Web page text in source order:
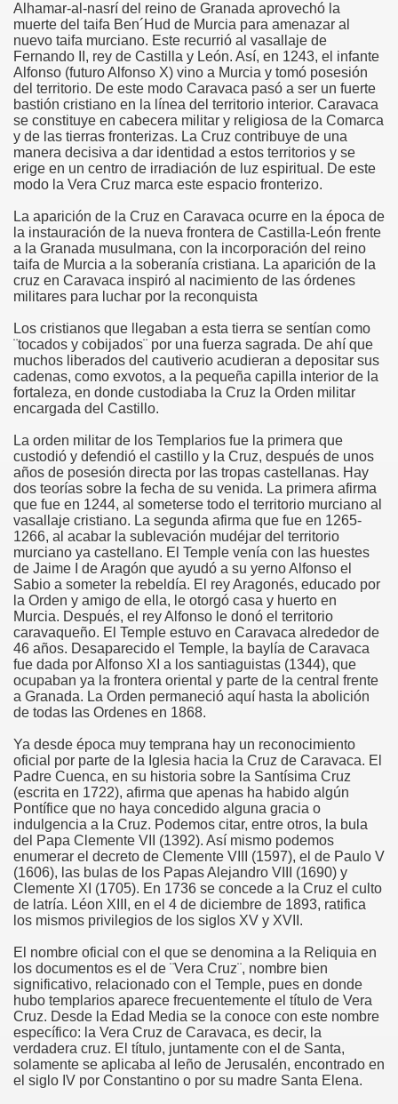
Alhamar-al-nasrí del reino de Granada aprovechó la
muerte del taifa Ben´Hud de Murcia para amenazar al
nuevo taifa murciano. Este recurrió al vasallaje de
Fernando II, rey de Castilla y León. Así, en 1243, el infante
Alfonso (futuro Alfonso X) vino a Murcia y tomó posesión
del territorio. De este modo Caravaca pasó a ser un fuerte
bastión cristiano en la línea del territorio interior. Caravaca
se constituye en cabecera militar y religiosa de la Comarca
y de las tierras fronterizas. La Cruz contribuye de una
manera decisiva a dar identidad a estos territorios y se
erige en un centro de irradiación de luz espiritual. De este
modo la Vera Cruz marca este espacio fronterizo.
La aparición de la Cruz en Caravaca ocurre en la época de
la instauración de la nueva frontera de Castilla-León frente
a la Granada musulmana, con la incorporación del reino
taifa de Murcia a la soberanía cristiana. La aparición de la
cruz en Caravaca inspiró al nacimiento de las órdenes
militares para luchar por la reconquista
Los cristianos que llegaban a esta tierra se sentían como
¨tocados y cobijados¨ por una fuerza sagrada. De ahí que
muchos liberados del cautiverio acudieran a depositar sus
cadenas, como exvotos, a la pequeña capilla interior de la
fortaleza, en donde custodiaba la Cruz la Orden militar
encargada del Castillo.
La orden militar de los Templarios fue la primera que
custodió y defendió el castillo y la Cruz, después de unos
años de posesión directa por las tropas castellanas. Hay
dos teorías sobre la fecha de su venida. La primera afirma
que fue en 1244, al someterse todo el territorio murciano al
vasallaje cristiano. La segunda afirma que fue en 1265-
1266, al acabar la sublevación mudéjar del territorio
murciano ya castellano. El Temple venía con las huestes
de Jaime I de Aragón que ayudó a su yerno Alfonso el
Sabio a someter la rebeldía. El rey Aragonés, educado por
la Orden y amigo de ella, le otorgó casa y huerto en
Murcia. Después, el rey Alfonso le donó el territorio
caravaqueño. El Temple estuvo en Caravaca alrededor de
46 años. Desaparecido el Temple, la baylía de Caravaca
fue dada por Alfonso XI a los santiaguistas (1344), que
ocupaban ya la frontera oriental y parte de la central frente
a Granada. La Orden permaneció aquí hasta la abolición
de todas las Ordenes en 1868.
Ya desde época muy temprana hay un reconocimiento
oficial por parte de la Iglesia hacia la Cruz de Caravaca. El
Padre Cuenca, en su historia sobre la Santísima Cruz
(escrita en 1722), afirma que apenas ha habido algún
Pontífice que no haya concedido alguna gracia o
indulgencia a la Cruz. Podemos citar, entre otros, la bula
del Papa Clemente VII (1392). Así mismo podemos
enumerar el decreto de Clemente VIII (1597), el de Paulo V
(1606), las bulas de los Papas Alejandro VIII (1690) y
Clemente XI (1705). En 1736 se concede a la Cruz el culto
de latría. Léon XIII, en el 4 de diciembre de 1893, ratifica
los mismos privilegios de los siglos XV y XVII.
El nombre oficial con el que se denomina a la Reliquia en
los documentos es el de ¨Vera Cruz¨, nombre bien
significativo, relacionado con el Temple, pues en donde
hubo templarios aparece frecuentemente el título de Vera
Cruz. Desde la Edad Media se la conoce con este nombre
específico: la Vera Cruz de Caravaca, es decir, la
verdadera cruz. El título, juntamente con el de Santa,
solamente se aplicaba al leño de Jerusalén, encontrado en
el siglo IV por Constantino o por su madre Santa Elena.
y San Francisco de Asís
María Stma. de la Amargura